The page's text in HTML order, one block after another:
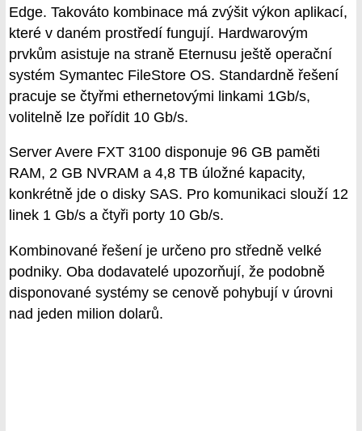
Edge. Takováto kombinace má zvýšit výkon aplikací,
které v daném prostředí fungují. Hardwarovým
prvkům asistuje na straně Eternusu ještě operační
systém Symantec FileStore OS. Standardně řešení
pracuje se čtyřmi ethernetovými linkami 1Gb/s,
volitelně lze pořídit 10 Gb/s.
Server Avere FXT 3100 disponuje 96 GB paměti
RAM, 2 GB NVRAM a 4,8 TB úložné kapacity,
konkrétně jde o disky SAS. Pro komunikaci slouží 12
linek 1 Gb/s a čtyři porty 10 Gb/s.
Kombinované řešení je určeno pro středně velké
podniky. Oba dodavatelé upozorňují, že podobně
disponované systémy se cenově pohybují v úrovni
nad jeden milion dolarů.